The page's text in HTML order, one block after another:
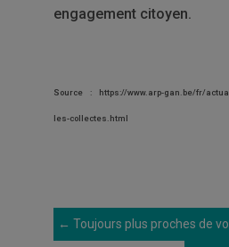
engagement citoyen.
Source : https://www.arp-gan.be/fr/
les-collectes.html
← Toujours plus proches de